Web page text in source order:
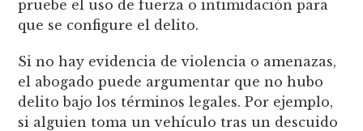
pruebe el uso de fuerza o intimidación para
que se configure el delito.
Si no hay evidencia de violencia o amenazas,
el abogado puede argumentar que no hubo
delito bajo los términos legales. Por ejemplo,
si alguien toma un vehículo tras un descuido